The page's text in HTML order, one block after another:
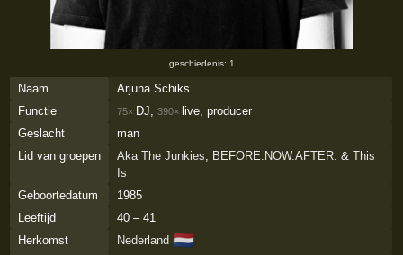
geschiedenis: 1
Naam
Arjuna Schiks
Functie
75× DJ, 390× live, producer
Geslacht
man
Lid van groepen
Aka The Junkies, BEFORE.NOW.AFTER. & This
Is
Geboortedatum
1985
Leeftijd
40 – 41
Herkomst
Nederland 🇳🇱